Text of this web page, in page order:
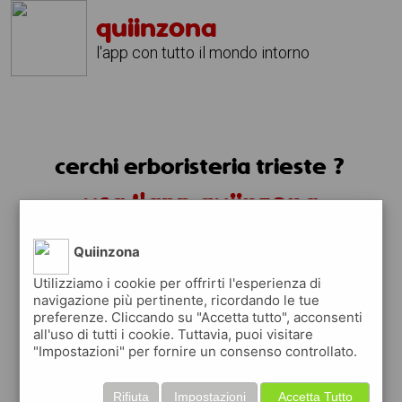
quiinzona
l'app con tutto il mondo intorno
cerchi erboristeria trieste ?
usa l'app quiinzona
Quiinzona
Utilizziamo i cookie per offrirti l'esperienza di
navigazione più pertinente, ricordando le tue
preferenze. Cliccando su "Accetta tutto", acconsenti
all'uso di tutti i cookie. Tuttavia, puoi visitare
"Impostazioni" per fornire un consenso controllato.
Accetta Tutto
Impostazioni
Rifiuta